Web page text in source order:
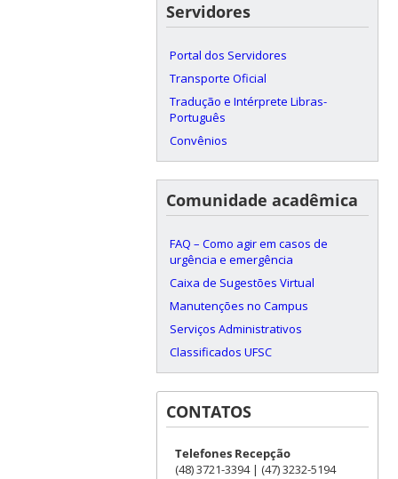
Servidores
Portal dos Servidores
Transporte Oficial
Tradução e Intérprete Libras-
Português
Convênios
Comunidade acadêmica
FAQ – Como agir em casos de
urgência e emergência
Caixa de Sugestões Virtual
Manutenções no Campus
Serviços Administrativos
Classificados UFSC
CONTATOS
Telefones Recepção
(48) 3721-3394 | (47) 3232-5194